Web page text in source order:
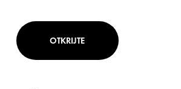
OTKRIJTE